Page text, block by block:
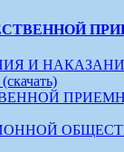
И
ПРИЕМНОЙ